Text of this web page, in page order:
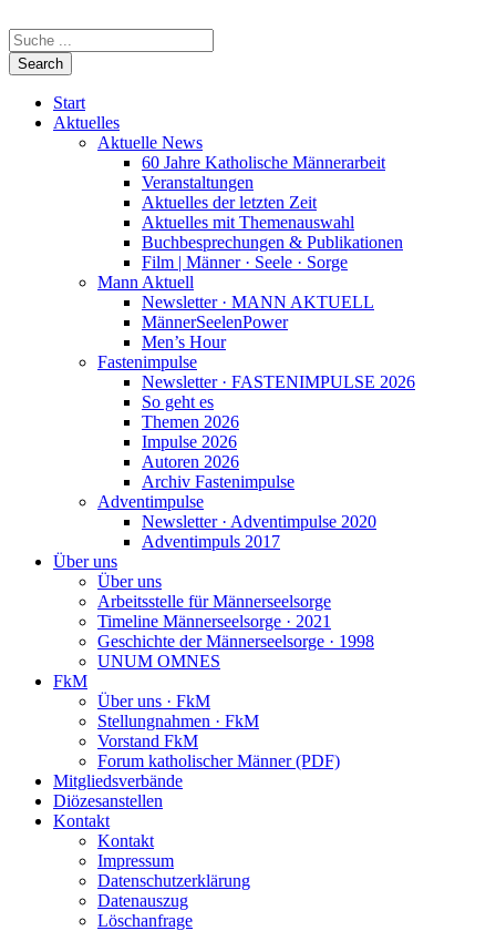
Start
Aktuelles
Aktuelle News
60 Jahre Katholische Männerarbeit
Veranstaltungen
Aktuelles der letzten Zeit
Aktuelles mit Themenauswahl
Buchbesprechungen & Publikationen
Film | Männer · Seele · Sorge
Mann Aktuell
Newsletter · MANN AKTUELL
MännerSeelenPower
Men’s Hour
Fastenimpulse
Newsletter · FASTENIMPULSE 2026
So geht es
Themen 2026
Impulse 2026
Autoren 2026
Archiv Fastenimpulse
Adventimpulse
Newsletter · Adventimpulse 2020
Adventimpuls 2017
Über uns
Über uns
Arbeitsstelle für Männerseelsorge
Timeline Männerseelsorge · 2021
Geschichte der Männerseelsorge · 1998
UNUM OMNES
FkM
Über uns · FkM
Stellungnahmen · FkM
Vorstand FkM
Forum katholischer Männer (PDF)
Mitgliedsverbände
Diözesanstellen
Kontakt
Kontakt
Impressum
Datenschutzerklärung
Datenauszug
Löschanfrage